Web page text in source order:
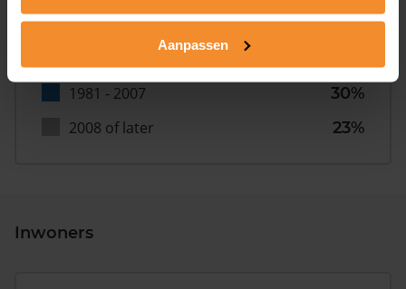
Aanpassen
T/m 1945
10%
1981 - 2007
30%
2008 of later
23%
Inwoners